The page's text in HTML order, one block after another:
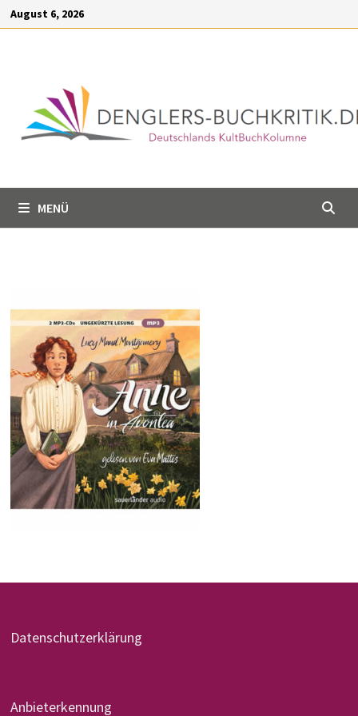
springen
Zum
Inhalt
August 6, 2026
MENÜ
Datenschutzerklärung
Anbieterkennung